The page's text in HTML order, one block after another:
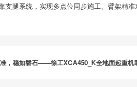
支腿系统，实现多点位同步施工、臂架精